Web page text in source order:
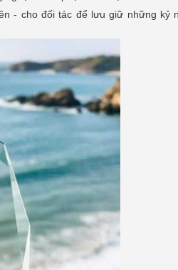
- cho đối tác để lưu giữ những kỷ